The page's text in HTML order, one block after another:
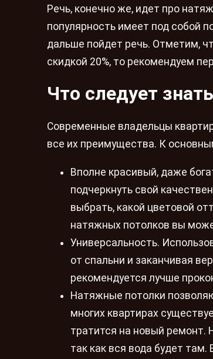
Речь, конечно же, идет про
популярность имеет под собой
дальше пойдет речь. Отметим,
скидкой 20%, то рекомендуем
Что следует знать
Современные владельцы
все их преимущества. К
Вполне красивый, даже
подчеркнуть свой
выбрать, какой цветовой
натяжных потолков вы
Универсальность.
от спальни и заканчивая
рекомендуется лучше
Натяжные потолки
многих квартирах
тратится на новый ремонт.
так как вся вода будет